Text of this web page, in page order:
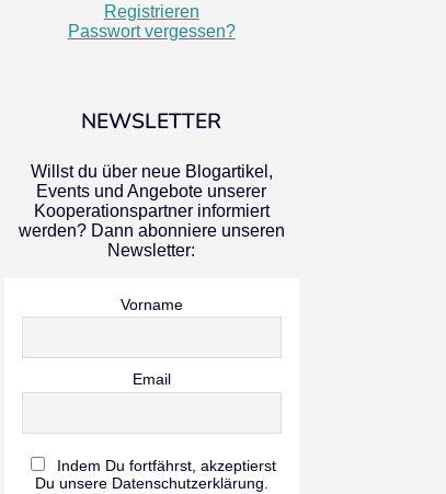
Registrieren
Passwort vergessen?
NEWSLETTER
Willst du über neue Blogartikel,
Events und Angebote unserer
Kooperationspartner informiert
werden? Dann abonniere unseren
Newsletter:
Vorname
Email
Indem Du fortfährst, akzeptierst
Du unsere Datenschutzerklärung.